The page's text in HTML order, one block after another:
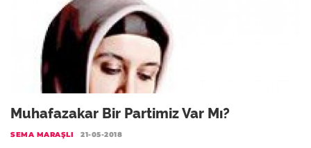
Muhafazakar Bir Partimiz Var Mı?
SEMA MARAŞLI 21-05-2018